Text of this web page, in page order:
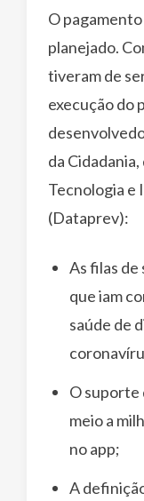
O
planejado.
tiveram de
execução do
da Cidadania,
Tecnologia e
(Dataprev):
As filas de
que iam
saúde de
O suporte
meio a
no app;
A